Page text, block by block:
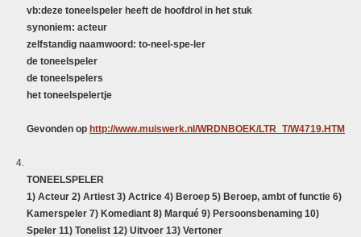
vb:deze toneelspeler heeft de hoofdrol in het stuk
synoniem: acteur
zelfstandig naamwoord: to-neel -spe-ler
de toneelspeler
de toneelspelers
het toneelspelertje
Gevonden op http://www.muiswerk.nl/WRDNBOEK/LTR_T/W4719.HTM
TONEELSPELER
1) Acteur 2) Artiest 3) Actrice 4) Beroep 5) Beroep, ambt of functie 6)
Kamerspeler 7) Komediant 8) Marqué 9) Persoonsbenaming 10)
Speler 11) Tonelist 12) Uitvoer 13) Vertoner